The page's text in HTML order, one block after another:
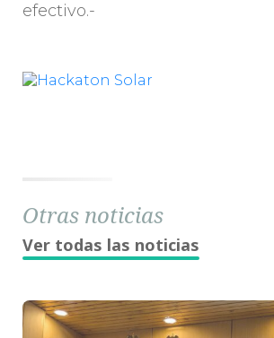
efectivo.-
Otras noticias
Ver todas las noticias